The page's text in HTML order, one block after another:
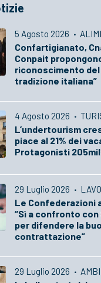
5 Agosto 2026 ·
Confartigianato,
Conpait
riconoscimento del
tradizione italiana”
4 Agosto 2026 ·
L’undertourism
piace al 21% dei
Protagonisti
29 Luglio 2026 ·
Le Confederazioni
“Sì a confronto
per difendere la
contrattazione”
29 Luglio 2026 ·